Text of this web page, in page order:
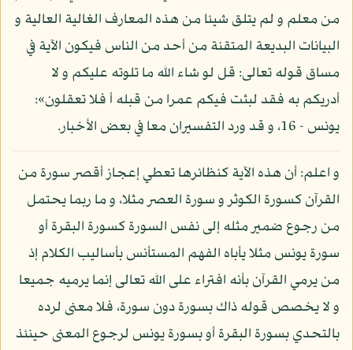
من معلم و لم يتلق شيئا من هذه المعارف الغالية العالية و
البيانات البديعة المتقنة من أحد من الناس فيكون الآية في
مساق قوله تعالى: قل لو شاء الله ما تلوته عليكم و لا
أدريكم به فقد لبثت فيكم عمرا من قبله أ فلا تعقلون»:
يونس - 16، و قد ورد التفسيران معا في بعض الأخبار.
و اعلم: أن هذه الآية كنظائرها تعطي إعجاز أقصر سورة من
القرآن كسورة الكوثر و سورة العصر مثلا، و ما ربما يحتمل
من رجوع ضمير مثله إلى نفس السورة كسورة البقرة أو
سورة يونس مثلا يأباه الفهم المستأنس بأساليب الكلام إذ
من يرمي القرآن بأنه افتراء على الله تعالى إنما يرميه جميعا
و لا يخصص قوله ذاك بسورة دون سورة، فلا معنى لرده
بالتحدي بسورة البقرة أو بسورة يونس لرجوع المعنى حينئذ